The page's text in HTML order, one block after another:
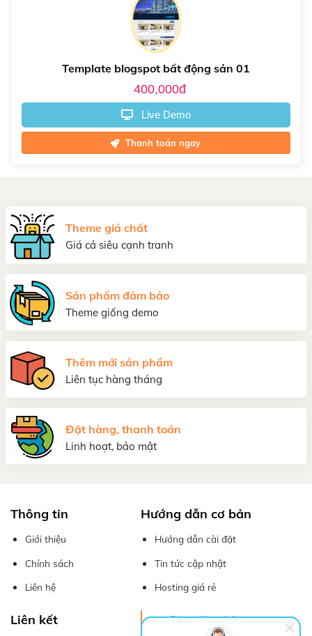
Template blogspot bất động sản 01
400,000đ
Live Demo
Thanh toán ngay
Theme giá chất
Giá cả siêu cạnh tranh
Sản phẩm đảm bảo
Theme giống demo
Thêm mới sản phẩm
Liên tục hàng tháng
Đặt hàng, thanh toán
Linh hoạt, bảo mật
Thông tin
Giới thiệu
Chính sách
Liên hệ
Hướng dẫn cơ bản
Hướng dẫn cài đặt
Tin tức cập nhật
Hosting giá rẻ
Liên kết
Giaodienblog.com